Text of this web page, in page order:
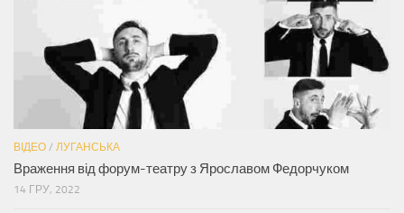
ВІДЕО / ЛУГАНСЬКА
Враження від форум-театру з Ярославом Федорчуком
14 ГРУ, 2022